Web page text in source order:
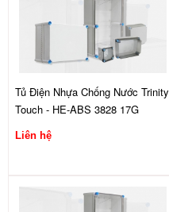
Tủ Điện Nhựa Chống Nước Trinity
Touch - HE-ABS 3828 17G
Liên hệ